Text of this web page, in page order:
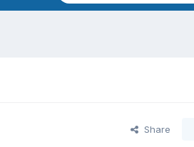
Share